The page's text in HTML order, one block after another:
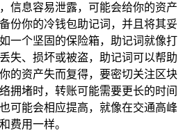
信息容易泄露，可能会给你的资产
份你的冷钱包助记词，并且将其妥
一个坚固的保险箱，助记词就像打
失、损坏或被盗，助记词可以帮助
的资产失而复得，要密切关注区块
拥堵时，转账可能需要更长的时间
可能会相应提高，就像在交通高峰
费用一样。